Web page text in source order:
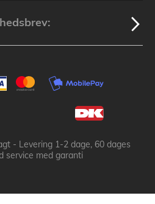
- Levering 1-2 dage, 60 dages
service med garanti